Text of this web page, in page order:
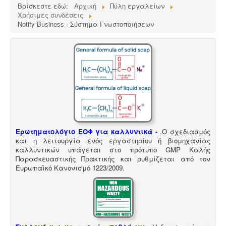
πρότυπα DIN 1986-100α, EN 1825-1+2, DIN 4040-100 είναι
υποχρεωτική από την υγειονομική διάταξη Υ1γ / ΓΠ /
οικ. 47829 / 17
Τεχνικός ασφαλείας στην εργασία -
επιχειρήσεις έχουν την υποχρέωση να διαθέτουν
μελέτη επικινδυνότητας από επαγγελματία τεχνικό
ασφαλείας εγγεγραμμένο στο μητρώο της
επιθεώρησης εργασίας (Ν. 3850/10, άρθρα 12, 42, 43)
Μελέτη πισίνας / κολυμβητικής
Οι πισίνες είναι χημικές εγκαταστάσεις
επεξεργασίας νερού σύμφωνα με το προεδρικό
διάταγμα ΠΔ 274/97. Για την λειτουργία της πισίνας
απαιτείται υγειονολογική - χημικοτεχνική μελέτη και
Βρίσκεστε εδώ: Αρχική
Πύλη εργαλείων
Χρήσιμες συνδέσεις
Notify Business - Σύστημα Γνωστοποιήσεων
Ερωτηματολόγιο ΕΟΦ για καλλυντικά - .Ο σχεδιασμός
και η λειτουργία ενός εργαστηρίου ή βιομηχανίας
καλλυντικών υπάγεται στο πρότυπο GMP Καλής
Παρασκευαστικής Πρακτικής και ρυθμίζεται από τον
Ευρωπαϊκό Κανονισμό 1223/2009.